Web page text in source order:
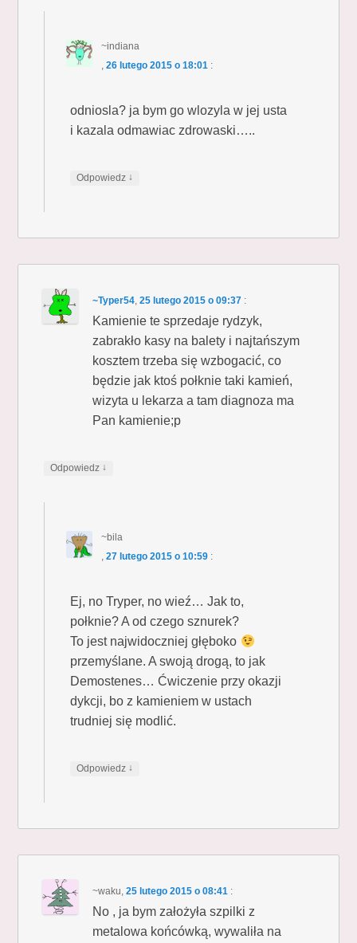
~indiana
, 26 lutego 2015 o 18:01 :
odniosla? ja bym go wlozyla w jej usta
i kazala odmawiac zdrowaski…..
Odpowiedz ↓
~Typer54,25 lutego 2015 o 09:37 :
Kamienie te sprzedaje rydzyk,
zabrakło kasy na balety i najtańszym
kosztem trzeba się wzbogacić, co
będzie jak ktoś połknie taki kamień,
wizyta u lekarza a tam diagnoza ma
Pan kamienie;p
Odpowiedz ↓
~bila
, 27 lutego 2015 o 10:59 :
Ej, no Tryper, no wieź… Jak to,
połknie? A od czego sznurek?
To jest najwidoczniej głęboko
przemyślane. A swoją drogą, to jak
Demostenes… Ćwiczenie przy okazji
dykcji, bo z kamieniem w ustach
trudniej się modlić.
Odpowiedz ↓
~waku,25 lutego 2015 o 08:41 :
No , ja bym założyła szpilki z
metalowa końcówką, wywaliła na